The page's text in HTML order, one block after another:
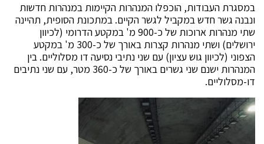
במסגרת העבודות, הוכפלו המנהרות הקיימות במנהרות חדשות
ונבנה גשר חדש במקביל לגשר הקיים. במתכונת הסופית, תהיינה
שתי מנהרות ארוכות של כ-900 מ' במקטע הדרומי (לכיוון
ירושלים) ושתי מנהרות קצרות באורך של כ-300 מ' במקטע
הצפוני (לכיוון גוש עציון) עם שני נתיבי נסיעה דו מסלוליים. בין
המנהרות ישנם שני גשרים באורך של כ-360 מטר, עם שני נתיבים
דו-מסלוליים.